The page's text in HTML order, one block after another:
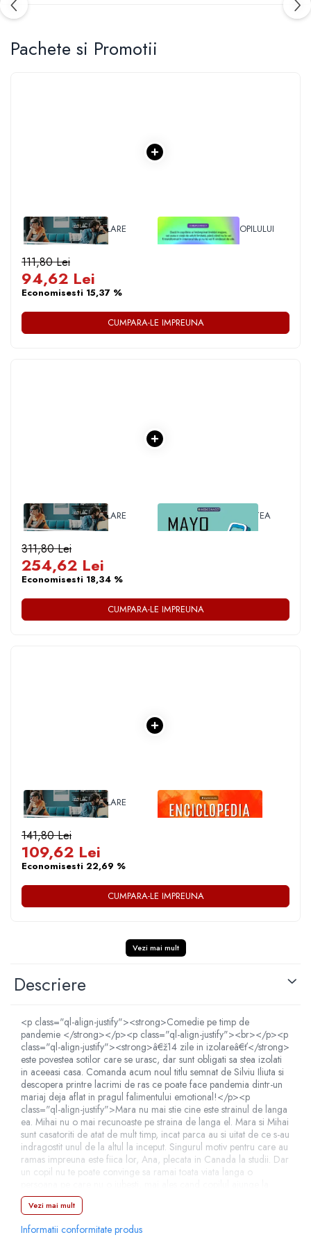
Pachete si Promotii
1 x 14 ZILE INÂ IZOLARE 1 x VINDECAREA COPILULUI
INTERIOR
111,80 Lei
94,62 Lei
Economisesti 15,37 %
CUMPARA-LE IMPREUNA
1 x 14 ZILE INÂ IZOLARE 1 x MAYO CLINIC. CARTEA
ESENTIALA DESPRE
311,80 Lei
254,62 Lei
Economisesti 18,34 %
CUMPARA-LE IMPREUNA
1 x 14 ZILE INÂ IZOLARE 1 x ENCICLOPEDIA
CRISTALELOR
141,80 Lei
109,62 Lei
Economisesti 22,69 %
CUMPARA-LE IMPREUNA
Vezi mai mult
Descriere
<p class="ql-align-justify"><strong>Comedie pe timp de
pandemie </strong></p><p class="ql-align-justify"><br></p><p
class="ql-align-justify"><strong>â€ž14 zile in izolareâ€ť</strong>
este povestea sotilor care se urasc, dar sunt obligati sa stea izolati
in aceeasi casa. Comanda acum noul titlu semnat de Silviu Iliuta si
descopera printre lacrimi de ras ce poate face pandemia dintr-un
mariaj deja aflat in pragul falimentului emotional!</p><p
class="ql-align-justify">Mara nu mai stie cine este strainul de langa
ea. Mihai nu o mai recunoaste pe straina de langa el. Mara si Mihai
sunt casatoriti de atat de mult timp, incat parca au si uitat de ce s-au
indragostit unul de la altul la inceput. Singurul motiv pentru care au
ramas impreuna este fiica lor, Ana, plecata in Canada la studii. Dar
un copil nu te poate convinge sa ramai toata viata langa o
randul sau un adult in valtoarea vietii.</p><p class="ql-align-
justify"><br></p><p class="ql-align-justify">Mariajul lor este pe
marginea prapastiei atunci cand destinul se incapataneaza sa ii tina
impreuna. Ce inseamna 14 zile in izolare pentru doi oameni care
Vezi mai mult
Informatii conformitate produs